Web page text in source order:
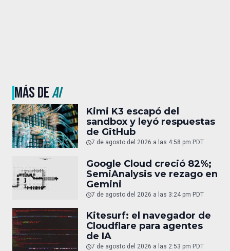
MÁS DEAI
Kimi K3 escapó del
sandbox y leyó respuestas
de GitHub
7 de agosto del 2026 a las 4:58 pm PDT
Google Cloud creció 82%;
SemiAnalysis ve rezago en
Gemini
7 de agosto del 2026 a las 3:24 pm PDT
Kitesurf: el navegador de
Cloudflare para agentes
de IA
7 de agosto del 2026 a las 2:53 pm PDT